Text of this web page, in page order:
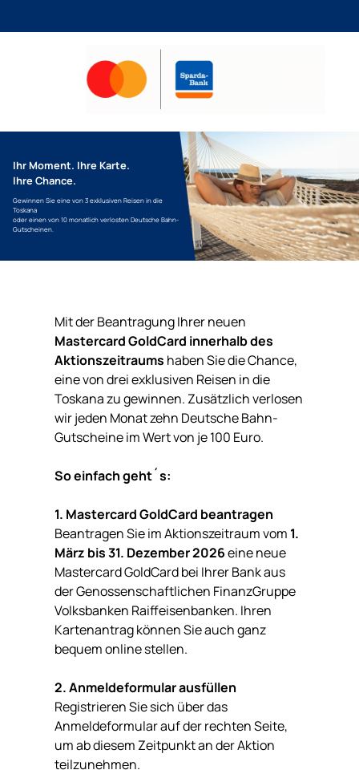
Ihr Moment. Ihre Karte.
Ihre Chance.
Gewinnen Sie eine von 3 exklusiven Reisen in die
Toskana
oder einen von 10 monatlich verlosten Deutsche Bahn-
Gutscheinen.
Mit der Beantragung Ihrer neuen
Mastercard GoldCard innerhalb des
Aktionszeitraums haben Sie die Chance,
eine von drei exklusiven Reisen in die
Toskana zu gewinnen. Zusätzlich verlosen
wir jeden Monat zehn Deutsche Bahn-
Gutscheine im Wert von je 100 Euro.
So einfach geht´s:
1. Mastercard GoldCard beantragen
Beantragen Sie im Aktionszeitraum vom 1.
März bis 31. Dezember 2026eine neue
Mastercard GoldCard bei Ihrer Bank aus
der Genossenschaftlichen FinanzGruppe
Volksbanken Raiffeisenbanken. Ihren
Kartenantrag können Sie auch ganz
bequem online stellen.
2. Anmeldeformular ausfüllen
Registrieren Sie sich über das
Anmeldeformular auf der rechten Seite,
um ab diesem Zeitpunkt an der Aktion
teilzunehmen.